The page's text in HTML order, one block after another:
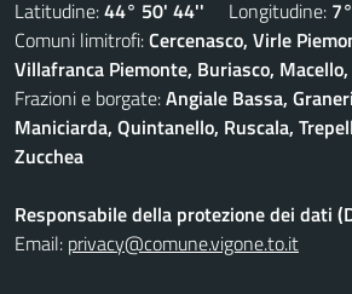
Latitudine:44° 50' 44'' Longitudine:
Comuni limitrofi:Cercenasco, Virle
Villafranca Piemonte, Buriasco,
Frazioni e borgate:Angiale Bassa,
Maniciarda, Quintanello, Ruscala,
Zucchea
Responsabile della protezione dei dati
Email: privacy@comune.vigone.to.it